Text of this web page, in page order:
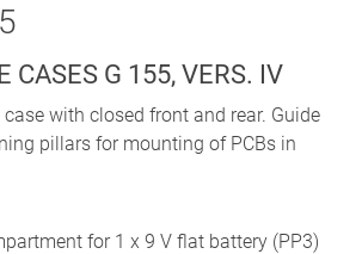
CASES G 155, VERS. IV
with closed front and rear. Guide
pillars for mounting of PCBs in
for 1 x 9 V flat battery (PP3)